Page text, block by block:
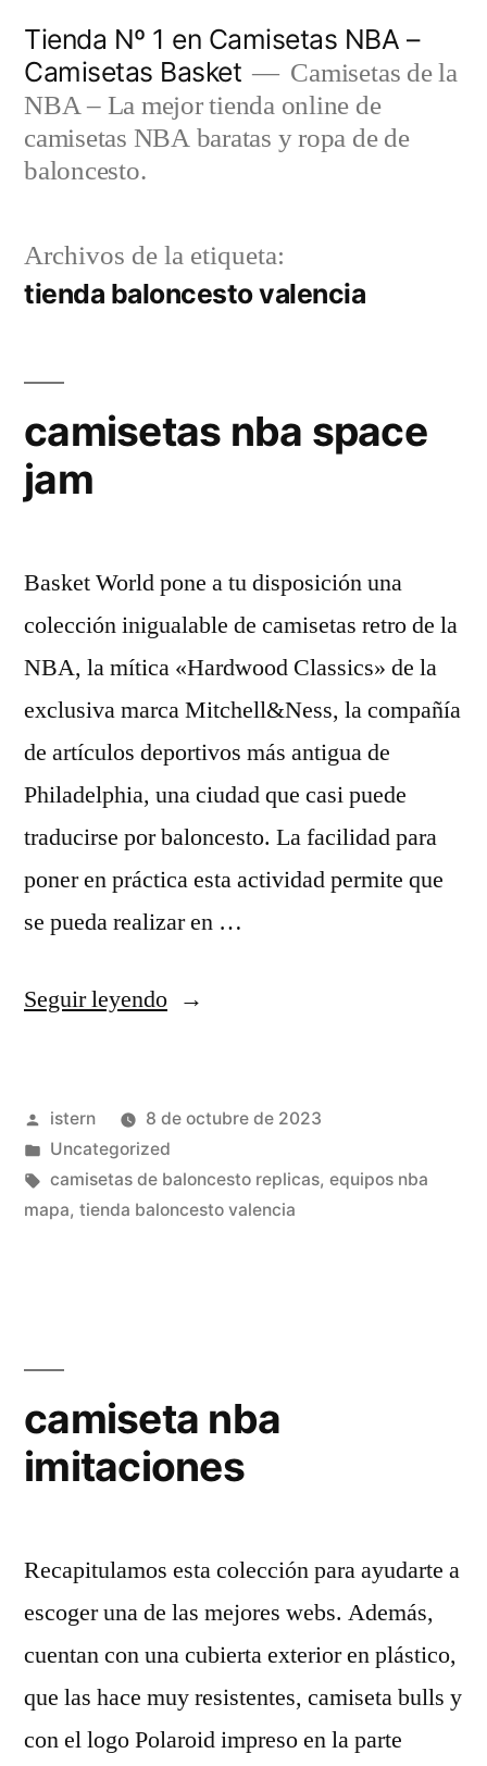
contenido
Tienda Nº 1 en Camisetas NBA –
Camisetas Basket
Camisetas de la
NBA – La mejor tienda online de
camisetas NBA baratas y ropa de de
baloncesto.
Archivos de la etiqueta:
tienda baloncesto valencia
camisetas nba space
jam
Basket World pone a tu disposición una
colección inigualable de camisetas retro de la
NBA, la mítica «Hardwood Classics» de la
exclusiva marca Mitchell&Ness, la compañía
de artículos deportivos más antigua de
Philadelphia, una ciudad que casi puede
traducirse por baloncesto. La facilidad para
poner en práctica esta actividad permite que
se pueda realizar en …
Seguir leyendo«camisetas
jam»
Publicado
por
istern
8 de octubre de 2023
Publicado
en
Uncategorized
Etiquetas:
camisetas de baloncesto replicas, equipos nba
mapa, tienda baloncesto valencia
camiseta nba
imitaciones
Recapitulamos esta colección para ayudarte a
escoger una de las mejores webs. Además,
cuentan con una cubierta exterior en plástico,
que las hace muy resistentes, camiseta bulls y
con el logo Polaroid impreso en la parte